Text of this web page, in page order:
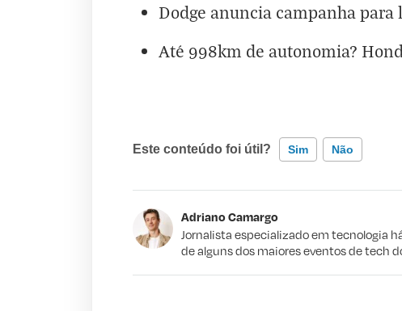
Dodge anuncia campanha
Até 998km de autonomia?
Este conteúdo foi útil? Sim Não
Este conteúdo não tem a informação que
Adriano Camargo
Jornalista especializado em tecnologia
de alguns dos maiores eventos de tech